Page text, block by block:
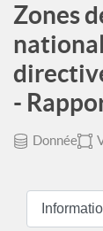
Zones
-
Donnée